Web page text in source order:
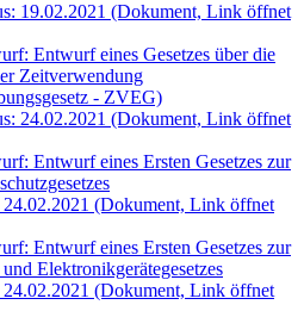
19.02.2021 (Dokument, Link öffnet
Entwurf eines Gesetzes über die
Zeitverwendung
- ZVEG)
24.02.2021 (Dokument, Link öffnet
Entwurf eines Ersten Gesetzes zur
(Dokument, Link öffnet
Entwurf eines Ersten Gesetzes zur
Elektronikgerätegesetzes
(Dokument, Link öffnet